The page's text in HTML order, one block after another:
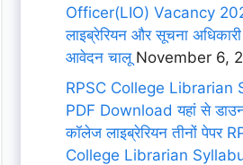
Officer(LIO) Vacancy
लाइब्रेरियन और सूचना अधिकारी
आवेदन चालूNovember 6,
RPSC College Librarian
PDF Download यहां से
कॉलेज लाइब्रेरियन तीनों पेपर
College Librarian